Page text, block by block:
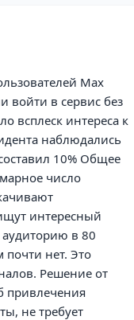
Max
войти в сервис без
всплеск интереса к
наблюдались
10% Общее
число
интересный
в 80
нет. Это
Решение от
привлечения
не требует